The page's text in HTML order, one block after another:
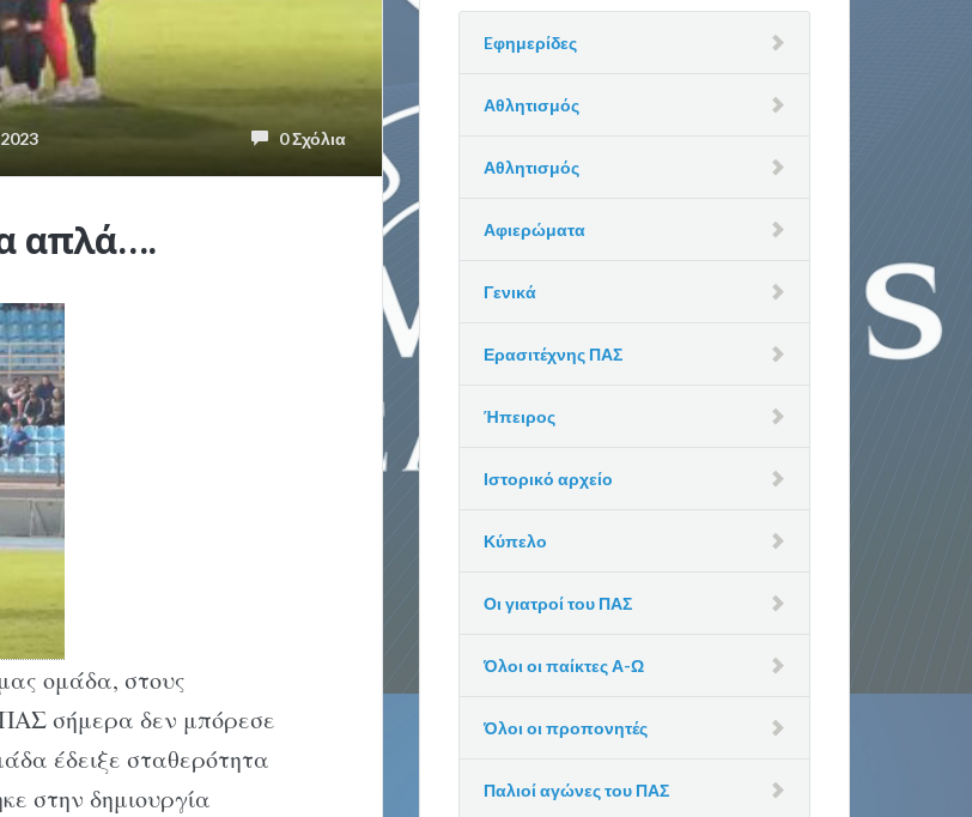
0 Σχόλια
απλά….
ομάδα, στους
σήμερα δεν μπόρεσε
έδειξε σταθερότητα
στην δημιουργία
Eφημερίδες
Αθλητισμός
Αθλητισμός
Αφιερώματα
Γενικά
Ερασιτέχνης ΠΑΣ
Ήπειρος
Ιστορικό αρχείο
Κύπελο
Οι γιατροί του ΠΑΣ
Όλοι οι παίκτες Α-Ω
Όλοι οι προπονητές
Παλιοί αγώνες του ΠΑΣ